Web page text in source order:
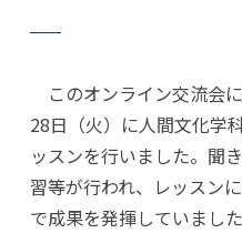
このオンライン交流会
28日（火）に人間文化学
ッスンを行いました。聞
習等が行われ、レッスン
で成果を発揮していました